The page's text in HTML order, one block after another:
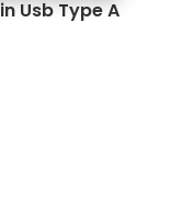
Usb Type A